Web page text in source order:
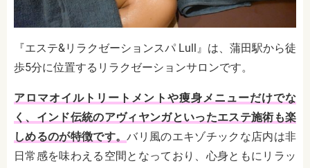
『エステ&リラクゼーションスパ Lull』は、蒲田駅から徒
歩5分に位置するリラクゼーションサロンです。
アロマオイルトリートメントや痩身メニューだけでな
く、インド伝統のアヴィヤンガといったエステ施術も楽
しめるのが特徴です。バリ風のエキゾチックな店内は非
日常感を味わえる空間となっており、心身ともにリラッ